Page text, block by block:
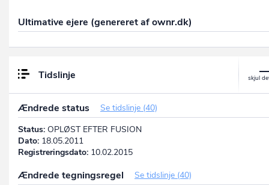
Ultimative ejere (genereret af ownr.dk)
Tidslinje
Ændrede status
Se tidslinje (40)
Status: OPLØST EFTER FUSION
Dato: 18.05.2011
Registreringsdato: 10.02.2015
Ændrede tegningsregel
Se tidslinje (40)